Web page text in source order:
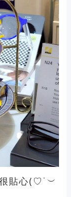
貼心(♡˙︶